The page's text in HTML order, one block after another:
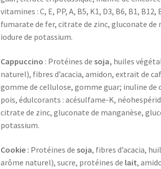
vitamines : C, E, PP, A, B5, K1, D3, B6, B1,
fumarate de fer, citrate de zinc, gluconate
iodure de potassium.
Cappuccino : Protéines desoja, huiles
naturel), fibres d’acacia, amidon, extrait de
gomme de cellulose, gomme guar; inuline
pois, édulcorants : acésulfame-K,
citrate de zinc, gluconate de manganèse,
potassium.
Cookie : Protéines desoja, fibres d’acacia,
arôme naturel), sucre, protéines de lait,